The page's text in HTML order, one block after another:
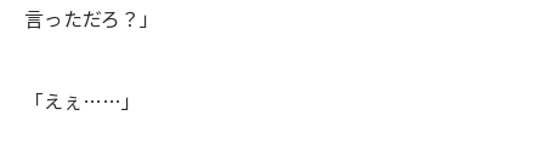
言っただろ？」
「えぇ……」